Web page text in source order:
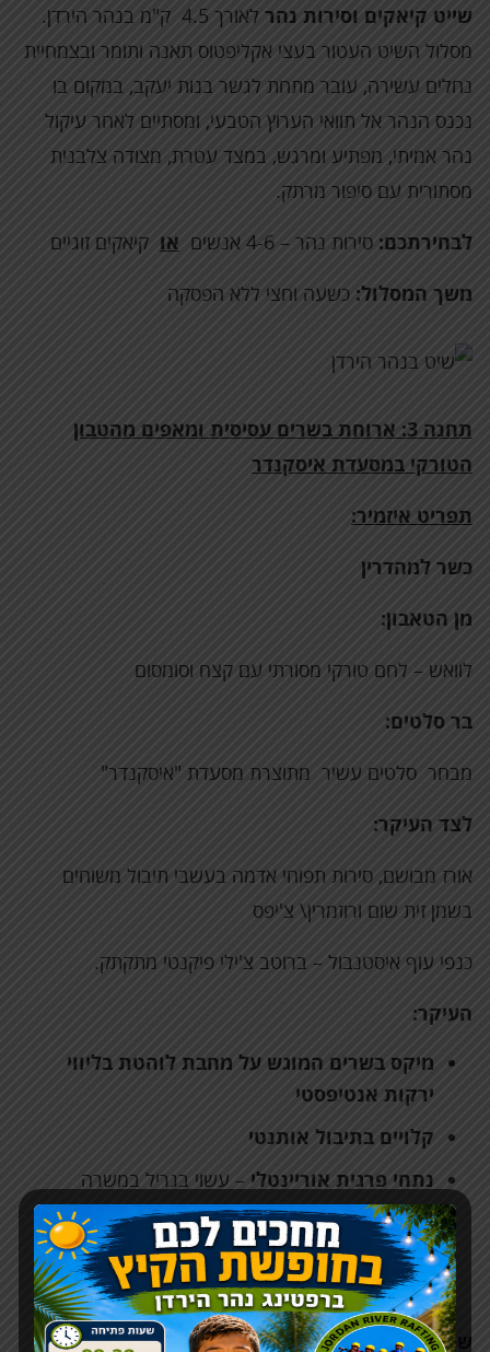
שייט קיאקים וסירות נהר
לאורך 4.5 ק"מ בנהר הירדן.
מסלול השיט העטור בעצי אקליפטוס תאנה ותומר ובצמחיית
נחלים עשירה, עובר מתחת לגשר בנות יעקב, במקום בו
נכנס הנהר אל תוואי הערוץ הטבעי, ומסתיים לאחר עיקול
נהר אמיתי, מפתיע ומרגש, במצד עטרת, מצודה צלבנית
מסתורית עם סיפור מרתק.
לבחירתכם: סירות נהר – 4-6 אנשים או קיאקים זוגיים
משך המסלול: כשעה וחצי ללא הפסקה
תחנה 3:
ארוחת בשרים עסיסית ומאפים מהטבון
הטורקי במסעדת איסקנדר
תפריט איזמיר:
כשר למהדרין
מן הטאבון:
לוואש – לחם טורקי מסורתי עם קצח וסומסום
בר סלטים:
מבחר סלטים עשיר מתוצרת מסעדת "איסקנדר"
לצד העיקר:
אורז מבושם, סירות תפוחי אדמה בעשבי תיבול משוחים
בשמן זית שום ורוזמרין\ צ'יפס
כנפי עוף איסטנבול – ברוטב צ'ילי פיקנטי מתקתק.
העיקר:
מיקס בשרים המוגש על מחבת לוהטת בליווי
ירקות אנטיפסטי
קלויים בתיבול אותנטי
נתחי פרגית אוריינטלי – עשוי בגריל במשרה
תבלינים
קבב איסקנדר– קבב תוצרת בית עשוי בנוסח קצ'קר
נקנקיות צ'וריסוס
שתייה קרה:תפוזים, לימונענע, מים